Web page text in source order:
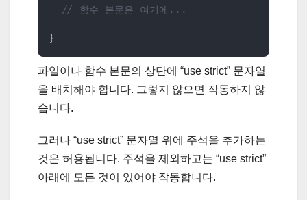
// 함수 본문은 여기에...
}
파일이나 함수 본문의 상단에 “use strict” 문자열
을 배치해야 합니다. 그렇지 않으면 작동하지 않
습니다.
그러나 “use strict” 문자열 위에 주석을 추가하는
것은 허용됩니다. 주석을 제외하고는 “use strict”
아래에 모든 것이 있어야 작동합니다.